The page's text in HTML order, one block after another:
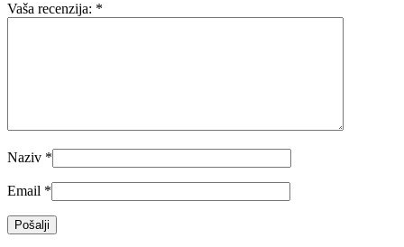
Vaša recenzija: *
Naziv *
Email *